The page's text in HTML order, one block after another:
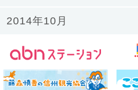
2014年10月